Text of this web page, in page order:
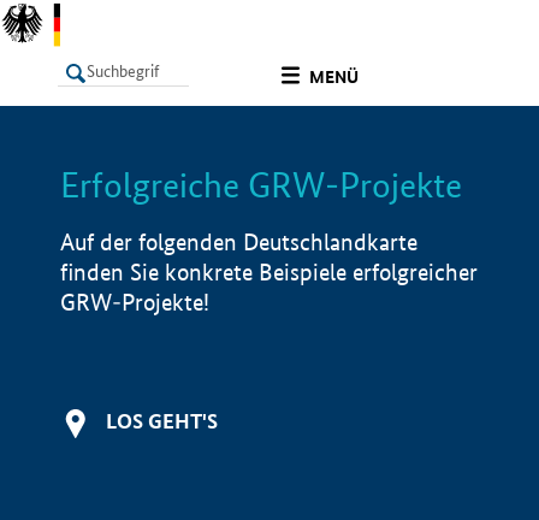
MENÜ
LISTE Info
Erfolgreiche GRW-Projekte
Auf der folgenden Deutschlandkarte
finden Sie konkrete Beispiele erfolgreicher
GRW-Projekte!
LOS GEHT'S